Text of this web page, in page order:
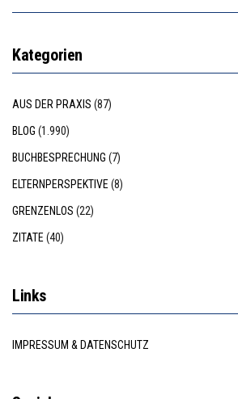
Kategorien
AUS DER PRAXIS (87)
BLOG (1.990)
BUCHBESPRECHUNG (7)
ELTERNPERSPEKTIVE (8)
GRENZENLOS (22)
ZITATE (40)
Links
IMPRESSUM & DATENSCHUTZ